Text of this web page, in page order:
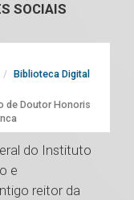
SOCIAIS
Biblioteca Digital
de Doutor Honoris
do Instituto
e
reitor da